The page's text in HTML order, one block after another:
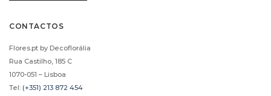
CONTACTOS
Flores.pt by Decoflorália
Rua Castilho, 185 C
1070-051 – Lisboa
Tel: (+351) 213 872 454